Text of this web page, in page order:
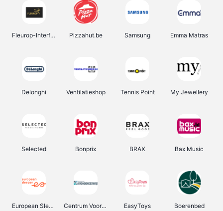
Fleurop-Interflora Pizzahut.be Samsung Emma Matras
Delonghi Ventilatieshop Tennis Point My Jewellery
Selected Bonprix BRAX Bax Music
European Sleeper Centrum Voor Avondonderwijs EasyToys Boerenbed